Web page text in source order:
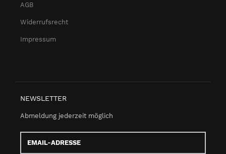
AGB
Widerrufsrecht
Impressum
NEWSLETTER
Abmeldung jederzeit möglich
Adresse